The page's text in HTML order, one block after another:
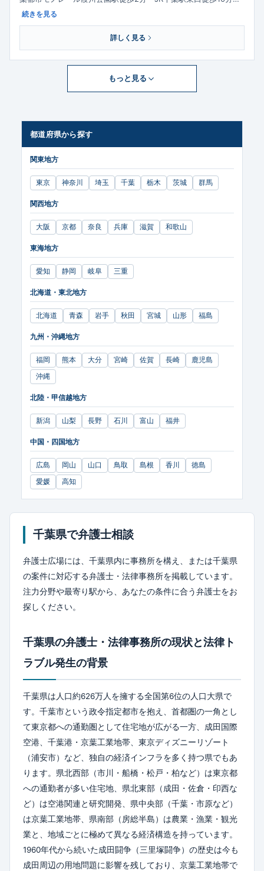
続きを見る
詳しく見る
もっと見る
都道府県から探す
関東地方
東京 神奈川 埼玉 千葉 栃木 茨城 群馬
関西地方
大阪 京都 奈良 兵庫 滋賀 和歌山
東海地方
愛知 静岡 岐阜 三重
北海道・東北地方
北海道 青森 岩手 秋田 宮城 山形 福島
九州・沖縄地方
福岡 熊本 大分 宮崎 佐賀 長崎
鹿児島
沖縄
北陸・甲信越地方
新潟 山梨 長野 石川 富山 福井
中国・四国地方
広島 岡山 山口 鳥取 島根 香川
徳島
愛媛
高知
千葉県で弁護士相談
弁護士広場には、千葉県内に事務所を構え、または千葉県
の案件に対応する弁護士・法律事務所を掲載しています。
注力分野や最寄り駅から、あなたの条件に合う弁護士をお
探しください。
千葉県の弁護士・法律事務所の現状と法律ト
ラブル発生の背景
千葉県は人口約626万人を擁する全国第6位の人口大県で
す。千葉市という政令指定都市を抱え、首都圏の一角とし
て東京都への通勤圏として住宅地が広がる一方、成田国際
空港、千葉港・京葉工業地帯、東京ディズニーリゾート
（浦安市）など、独自の経済インフラを多く持つ県でもあ
ります。県北西部（市川・船橋・松戸・柏など）は東京都
への通勤者が多い住宅地、県北東部（成田・佐倉・印西な
ど）は空港関連と研究開発、県中央部（千葉・市原など）
は京葉工業地帯、県南部（房総半島）は農業・漁業・観光
業と、地域ごとに極めて異なる経済構造を持っています。
1960年代から続いた成田闘争（三里塚闘争）の歴史は今も
成田周辺の用地問題に影響を残しており、京葉工業地帯で